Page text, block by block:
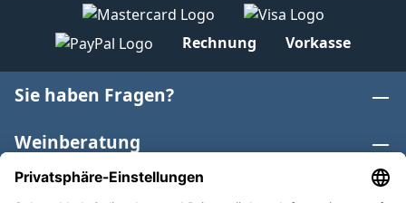
Rechnung Vorkasse
Sie haben Fragen?
Weinberatung
Informationen